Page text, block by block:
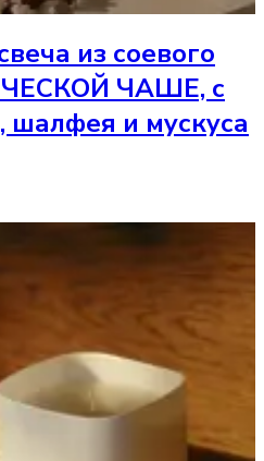
из соевого
ЧАШЕ, с
шалфея и мускуса